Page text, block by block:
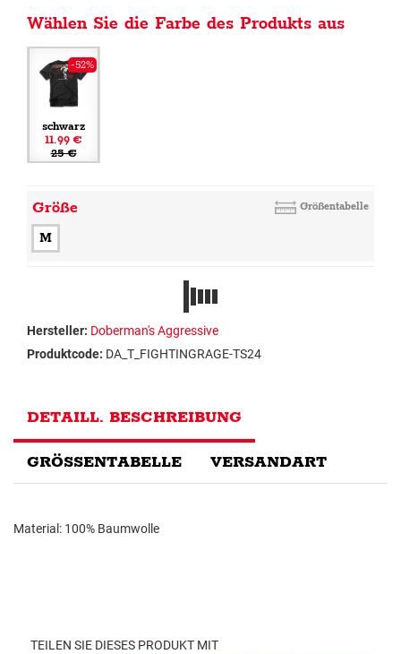
Wählen Sie die Farbe des Produkts aus
-52%
schwarz
11.99 €
25 €
Größe Größentabelle
M
Hersteller: Doberman's Aggressive
Produktcode: DA_T_FIGHTINGRAGE-TS24
DETAILL. BESCHREIBUNG
GRÖSSENTABELLE VERSANDART
Material: 100% Baumwolle
TEILEN SIE DIESES PRODUKT MIT